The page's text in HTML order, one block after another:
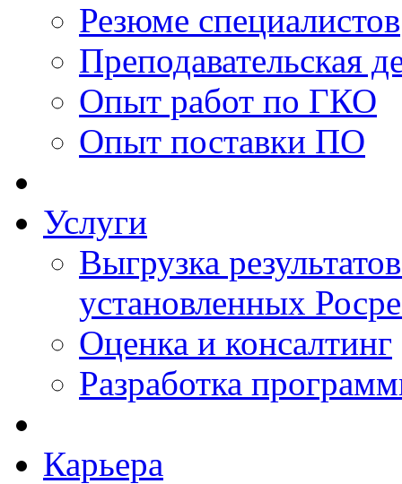
Резюме специалистов
Преподавательская
Опыт работ по ГКО
Опыт поставки ПО
Услуги
Выгрузка
установленных
Оценка и консалтинг
Разработка
Карьера